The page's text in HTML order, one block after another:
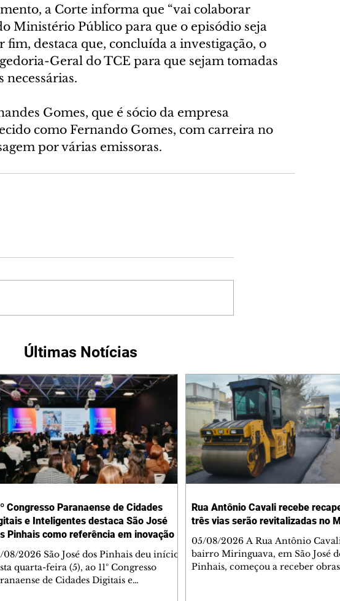
a Corte informa que “vai colaborar
Ministério Público para que o episódio seja
fim, destaca que, concluída a investigação, o
Geral do TCE para que sejam tomadas
necessárias.
Gomes, que é sócio da empresa
como Fernando Gomes, com carreira no
por várias emissoras.
Últimas Notícias
Congresso Paranaense de Cidades
e Inteligentes destaca São José
Pinhais como referência em inovação
08/2026 São José dos Pinhais deu início,
quarta-feira (5), ao 11º Congresso
de Cidades Digitais e
Rua Antônio Cavali recebe
três vias serão revitalizadas no
05/08/2026 A Rua Antônio
bairro Miringuava, em São José
Pinhais, começou a receber obras